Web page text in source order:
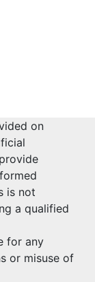
on
is not
a qualified
for any
or misuse of